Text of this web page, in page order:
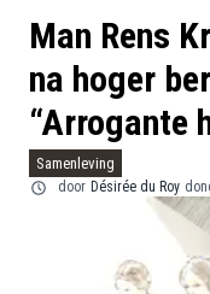
Man Rens
na hoger
“Arrogante
Samenleving
door Désirée du Roy